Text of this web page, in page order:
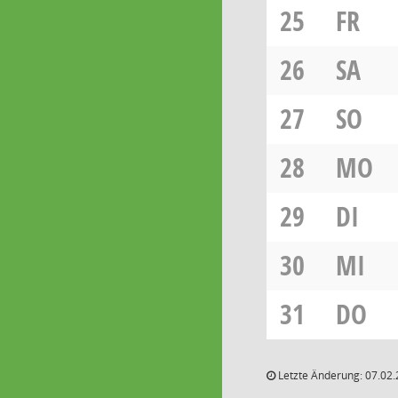
25
FR
26
SA
27
SO
28
MO
29
DI
30
MI
31
DO
Letzte Änderung: